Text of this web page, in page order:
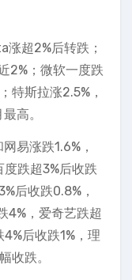
涨超2%后转跌；
2%；微软一度跌
特斯拉涨2.5%，
高。
易涨跌1.6%，
跌超3%后收跌
后收跌0.8%，
4%，爱奇艺跌超
后收跌1%，理
收跌。